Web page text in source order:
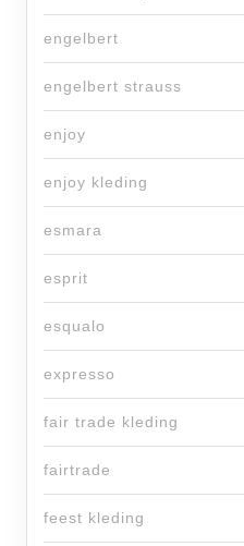
engelbert
engelbert strauss
enjoy
enjoy kleding
esmara
esprit
esqualo
expresso
fair trade kleding
fairtrade
feest kleding